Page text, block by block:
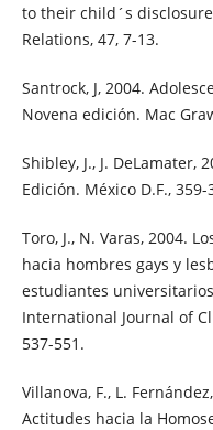
to their child´s
Relations, 47, 7-13.
Santrock, J, 2004.
Novena edición. Mac
Shibley, J., J. DeLamater,
Edición. México D.F., 359-
Toro, J., N. Varas, 2004.
hacia hombres gays y
estudiantes
International Journal of
537-551.
Villanova, F., L.
Actitudes hacia la